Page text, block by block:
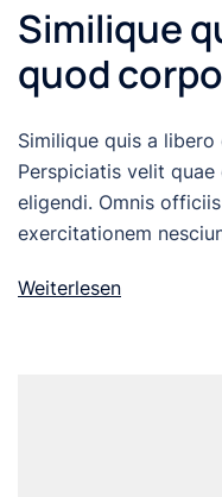
Similique
quod
Similique quis a
Perspiciatis velit
eligendi. Omnis
exercitationem
Weiterlesen